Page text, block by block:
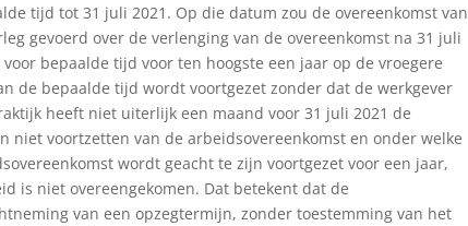
tijd tot 31 juli 2021. Op die datum zou de overeenkomst van
gevoerd over de verlenging van de overeenkomst na 31 juli
bepaalde tijd voor ten hoogste een jaar op de vroegere
de bepaalde tijd wordt voortgezet zonder dat de werkgever
heeft niet uiterlijk een maand voor 31 juli 2021 de
voortzetten van de arbeidsovereenkomst en onder welke
wordt geacht te zijn voortgezet voor een jaar,
is niet overeengekomen. Dat betekent dat de
van een opzegtermijn, zonder toestemming van het